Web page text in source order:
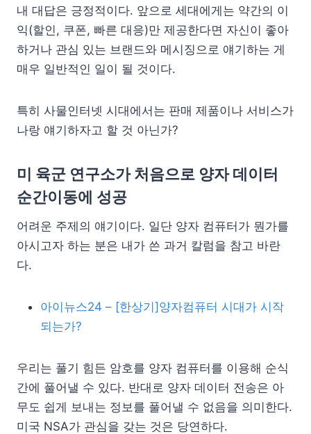
내 대답은 긍정적이다. 앞으로 세대에게는 약간의 이
익(할인, 쿠폰, 빠른 대응)만 제공한다면 자신이 좋아
하거나 관심 있는 브랜드와 메시징으로 얘기하는 게
매우 일반적인 일이 될 것이다.
특히 사물인터넷 시대에서는 판매 제품이나 서비스가
나랑 얘기하자고 할 것 아닌가?
미 육군 연구소가 처음으로 양자 데이터
순간이동에 성공
어려운 주제의 얘기이다. 일단 양자 컴퓨터가 뭔가를
아시고자 하는 분은 내가 쓴 과거 칼럼을 참고 바란
다.
아이뉴스24 – [한상기]양자컴퓨터 시대가 시작
되는가?
우리는 풀기 힘든 암호를 양자 컴퓨터를 이용해 순식
간에 풀어낼 수 있다. 반대로 양자 데이터 전송은 아
무도 쉽게 보내는 정보를 풀어낼 수 없음을 의미한다.
미국 NSA가 관심을 갖는 것은 당연하다.